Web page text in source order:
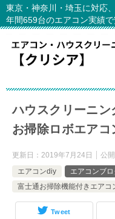
東京・神奈川・埼玉に対応、
年間659台のエアコン実績
ハウスクリーニ
お掃除ロボエアコ
更新日： 2019年7月24日 公開
エアコンdiy
エアコンブ
富士通お掃除機能付きエアコ
Tweet